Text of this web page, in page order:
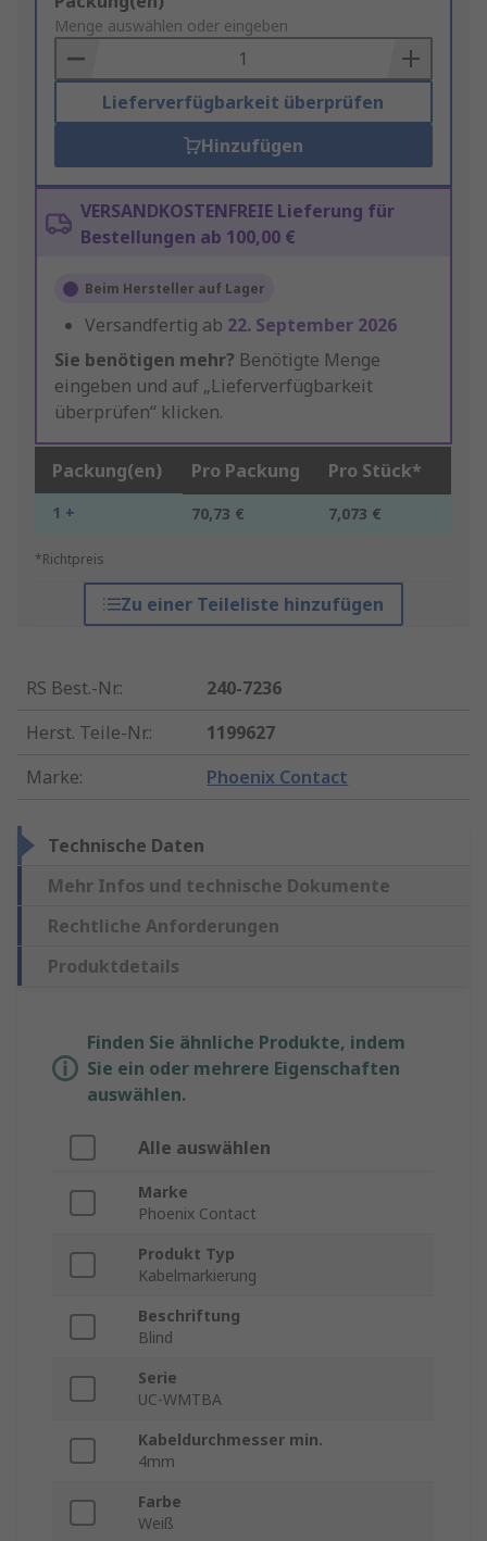
to
Basket
Menge auswählen oder eingeben
Lieferverfügbarkeit überprüfen
Hinzufügen
VERSANDKOSTENFREIE Lieferung für
Bestellungen ab 100,00 €
Beim Hersteller auf Lager
Versandfertig ab 22. September 2026
Sie benötigen mehr? Benötigte Menge
eingeben und auf „Lieferverfügbarkeit
überprüfen“ klicken.
Packung(en) Pro Packung Pro Stück*
1 + 70,73 € 7,073 €
*Richtpreis
Zu einer Teileliste hinzufügen
RS Best.-Nr.:
240-7236
Herst. Teile-Nr.:
1199627
Marke: Phoenix Contact
Technische Daten
Mehr Infos und technische Dokumente
Rechtliche Anforderungen
Produktdetails
Finden Sie ähnliche Produkte, indem
Sie ein oder mehrere Eigenschaften
auswählen.
Alle auswählen
Marke
Phoenix Contact
Produkt Typ
Kabelmarkierung
Beschriftung
Blind
Serie
UC-WMTBA
Kabeldurchmesser min.
4mm
Farbe
Weiß